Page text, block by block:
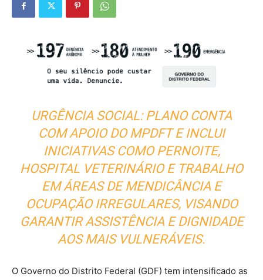
URGÊNCIA SOCIAL: PLANO CONTA
COM APOIO DO MPDFT E INCLUI
INICIATIVAS COMO PERNOITE,
HOSPITAL VETERINÁRIO E TRABALHO
EM ÁREAS DE MENDICÂNCIA E
OCUPAÇÃO IRREGULARES, VISANDO
GARANTIR ASSISTÊNCIA E DIGNIDADE
AOS MAIS VULNERÁVEIS.
O Governo do Distrito Federal (GDF) tem intensificado as